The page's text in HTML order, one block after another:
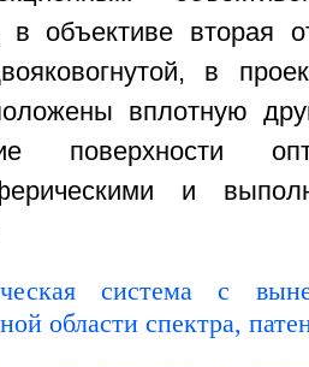
в объективе вторая
в
вплотную
поверхности
и